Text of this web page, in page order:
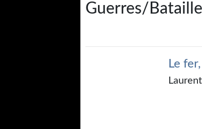
Guerres/
Le